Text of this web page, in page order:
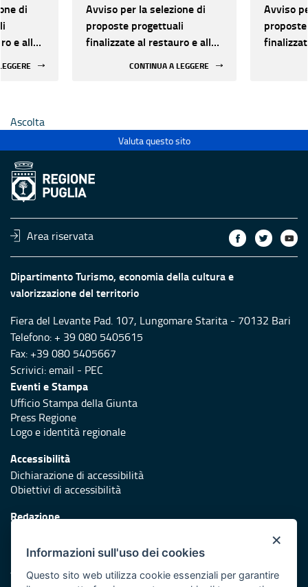
di
e alla
Avviso per la selezione di
proposte progettuali
finalizzate al restauro e alla
CONTINUA A LEGGERE
Avviso
Ascolta
Valuta questo sito
Area riservata
Dipartimento Turismo, economia della cultura e
valorizzazione del territorio
Fiera del Levante Pad. 107, Lungomare Starita - 70132 Bari
Telefono: + 39 080 5405615
Fax: +39 080 5405667
Scrivici:email - PEC
Eventi e Stampa
Ufficio Stampa della Giunta
Press Regione
Logo e identità regionale
Accessibilità
Dichiarazione di accessibilità
Obiettivi di accessibilità
Redazione
Protezione civile
Vai al sito di Protezione Civile Puglia
×
Informazioni sull'uso dei cookies
Questo sito web utilizza cookie essenziali per garantire